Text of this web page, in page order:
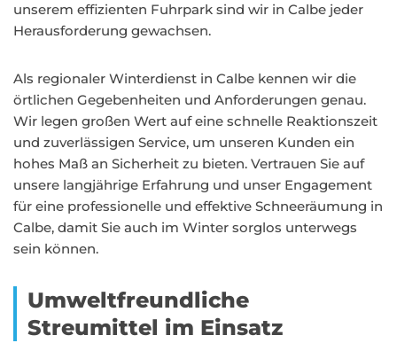
unserem effizienten Fuhrpark sind wir in Calbe jeder
Herausforderung gewachsen.
Als regionaler Winterdienst in Calbe kennen wir die
örtlichen Gegebenheiten und Anforderungen genau.
Wir legen großen Wert auf eine schnelle Reaktionszeit
und zuverlässigen Service, um unseren Kunden ein
hohes Maß an Sicherheit zu bieten. Vertrauen Sie auf
unsere langjährige Erfahrung und unser Engagement
für eine professionelle und effektive Schneeräumung in
Calbe, damit Sie auch im Winter sorglos unterwegs
sein können.
Umweltfreundliche
Streumittel im Einsatz